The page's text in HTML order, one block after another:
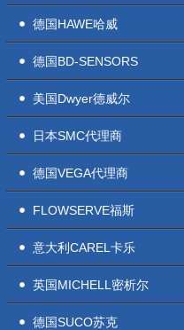
德国HAWE哈威
德国BD-SENSORS
美国Dwyer德威尔
日本SMC代理商
德国VEGA代理商
FLOWSERVE福斯
意大利CAREL卡乐
英国MICHELL密析尔
德国SUCO苏克